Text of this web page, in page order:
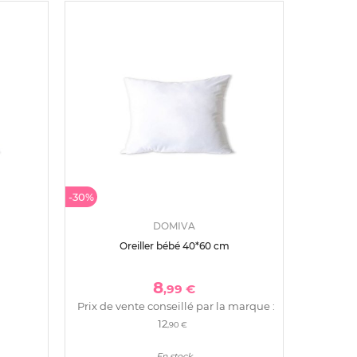
-30%
DOMIVA
Oreiller bébé 40*60 cm
8,99 €
Prix de vente conseillé par la marque :
12,90 €